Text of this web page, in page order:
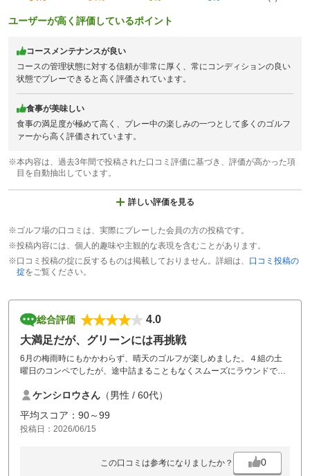
ユーザーが高く評価しているポイント
コースメンテナンスが良い
コースの管理状態に対する信頼が非常に厚く、常にコンディションの良い
状態でプレーできると高く評価されています。
食事が美味しい
食事の満足度が極めて高く、プレー中の楽しみの一つとして多くのゴルフ
ァーから高く評価されています。
※本内容は、過去3年間で投稿された口コミ評価に基づき、評価が高かった項
目を自動抽出しています。
詳しい評価を見る
※ゴルフ場の口コミは、実際にプレーした会員の方の投稿です。
※投稿内容には、個人的趣味や主観的な表現を含むことがあります。
※口コミ投稿の掟に反するものは掲載しておりません。詳細は、 口コミ投稿の
掟をご覧ください。
総合評価
4.0
大満足だが、グリーンには再挑戦
6月の梅雨時にもかかわらず、晴天のゴルフが楽しめました。４組の土
曜日のコンペでしたが、途中詰まることもなくスムーズにラウンドでき
距離はアウト７番以外はさほど長くないのですが、グリーンの難しさに
負けてしまいスコアは１００叩きとなってしまい残念でした。レストラ
ンもリーズナブルで美味しいです。コンペルームでの軽食が充実してい
て大満足しました。仲間内やお得意様のコンペには最適だと思います。
ディーバッグを車にしまってからのコンペパーティーとなってしまう事
ですが、パーティーを終えてスッと帰れるのでこれも新鮮でした。
ケンシロウさん （男性 / 60代）
平均スコア：90～99
投稿日：2026/06/15
この口コミは参考になりましたか？ 0